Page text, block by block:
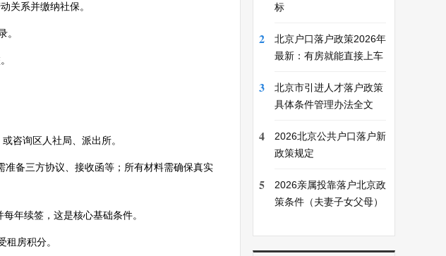
关系并缴纳社保。
。
咨询区人社局、派出所。
备三方协议、接收函等；所有材料需确保真实
年续签，这是核心基础条件。
房积分。
标
2
北京户口落户政策2026年
最新：有房就能直接上车
3
北京市引进人才落户政策
具体条件管理办法全文
4
2026北京公共户口落户新
政策规定
5
2026亲属投靠落户北京政
策条件（夫妻子女父母）